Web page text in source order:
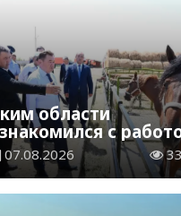
области
с
07.08.2026 33